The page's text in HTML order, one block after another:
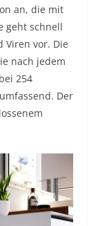
an, die mit
geht schnell
Viren vor. Die
nach jedem
254
Der